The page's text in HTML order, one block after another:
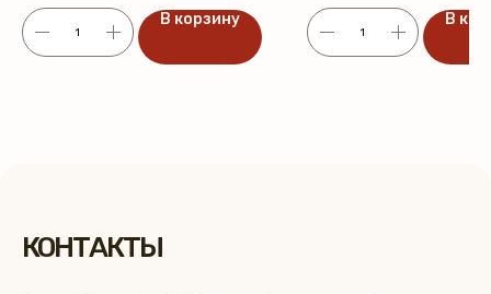
В корзину В
КОНТАКТЫ